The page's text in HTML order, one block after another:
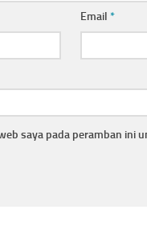
Email*
saya pada peramban ini